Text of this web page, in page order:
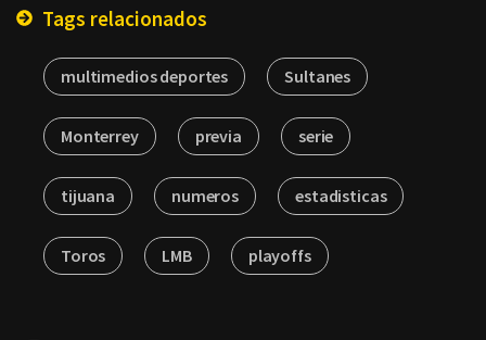
Tags relacionados
multimedios deportes Sultanes
Monterrey previa serie
tijuana numeros estadisticas
Toros LMB playoffs